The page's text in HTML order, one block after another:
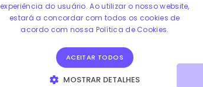
1.160000 € -4.10% 3.2B €
experiência do usuário. Ao utilizar o nosso website,
estará a concordar com todos os cookies de
acordo com nossa Política de Cookies.
ACEITAR TODOS
MOSTRAR DETALHES